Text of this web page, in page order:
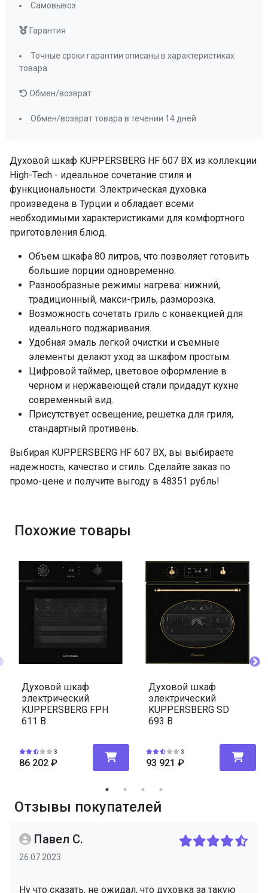
Съемная дверца духового шкафа
Мощность подключения
2,5 кВт
Телескопические направляющие
нет
Переключатели (тип)
утапливаемые
Очистка духовки
гидролизная
Количество стекол дверцы
2 (Schott Ceran;
Low-E)
Блокировка от детей
нет
Освещение
да
Направляющие для противней
Решетка для гриля
Стандартный противень
да
ПРОМО Скидка
=48351.00
Духовой шкаф KUPPERSBERG HF 607 BX из коллекции
High-Tech - идеальное сочетание стиля и
функциональности. Электрическая духовка
произведена в Турции и обладает всеми
необходимыми характеристиками для комфортного
приготовления блюд.
Объем шкафа 80 литров, что позволяет готовить
большие порции одновременно.
Разнообразные режимы нагрева: нижний,
традиционный, макси-гриль, разморозка.
Возможность сочетать гриль с конвекцией для
идеального поджаривания.
Удобная эмаль легкой очистки и съемные
элементы делают уход за шкафом простым.
Цифровой таймер, цветовое оформление в
черном и нержавеющей стали придадут кухне
современный вид.
Присутствует освещение, решетка для гриля,
стандартный противень.
Выбирая KUPPERSBERG HF 607 BX, вы выбираете
надежность, качество и стиль. Сделайте заказ по
промо-цене и получите выгоду в 48351 рубль!
Самовывоз
Гарантия
Точные сроки гарантии описаны в характеристиках
товара
Обмен/возврат
Обмен/возврат товара в течении 14 дней
Похожие товары
Духовой шкаф
электрический
KUPPERSBERG FPH
611 B
3
86 202 ₽
Духовой шкаф
электрический
KUPPERSBERG SD
693 B
3
93 921 ₽
Отзывы покупателей
Павел С.
26.07.2023
Ну что сказать, не ожидал, что духовка за такую